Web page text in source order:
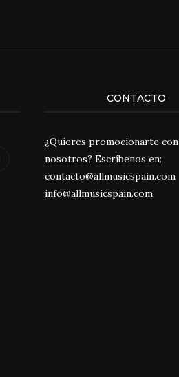
CONTACTO
¿Quieres promocionarte con
nosotros? Escríbenos en:
contacto@allmusicspain.com
info@allmusicspain.com